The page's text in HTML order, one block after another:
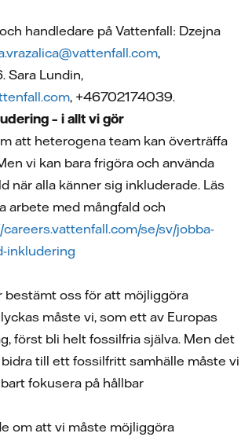
handledare på Vattenfall: Dzejna
,
Sara Lundin,
, +46702174039.
– i allt vi gör
att heterogena team kan överträffa
vi kan bara frigöra och använda
när alla känner sig inkluderade. Läs
arbete med mångfald och
se/sv/jobba-
inkludering
bestämt oss för att möjliggöra
måste vi, som ett av Europas
först bli helt fossilfria själva. Men det
till ett fossilfritt samhälle måste vi
fokusera på hållbar
om att vi måste möjliggöra